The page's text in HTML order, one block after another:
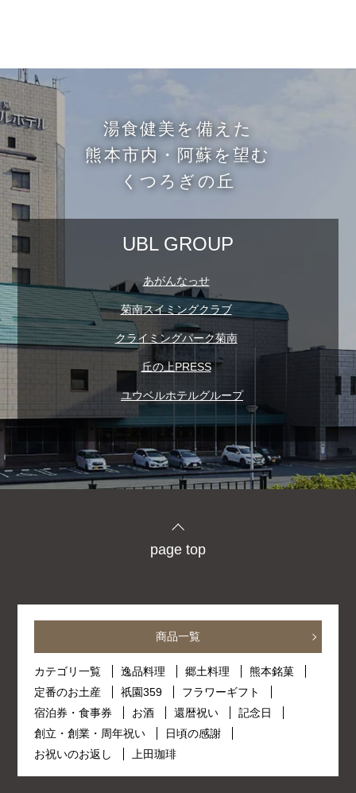
湯食健美を備えた
熊本市内・阿蘇を望む
くつろぎの丘
あがんなっせ
菊南スイミングクラブ
クライミングパーク菊南
丘の上PRESS
ユウベルホテルグループ
page top
商品一覧
カテゴリ一覧 逸品料理 郷土料理
熊本銘菓
定番のお土産
祇園359
フラワーギフト
宿泊券・食事券
お酒 還暦祝い
記念日
創立・創業・周年祝い
日頃の感謝
お祝いのお返し
上田珈琲